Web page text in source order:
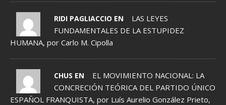
RIDI PAGLIACCIO EN
LAS LEYES
FUNDAMENTALES DE LA ESTUPIDEZ
HUMANA, por Carlo M. Cipolla
CHUS EN
EL MOVIMIENTO NACIONAL: LA
CONCRECIÓN TEÓRICA DEL PARTIDO ÚNICO
ESPAÑOL FRANQUISTA, por Luís Aurelio González Prieto,